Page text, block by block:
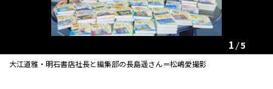
大江道雅・明石書店社長と編集部の長島遥さん＝松嶋愛撮影
1 5